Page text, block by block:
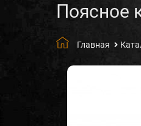
Поясное
Главная